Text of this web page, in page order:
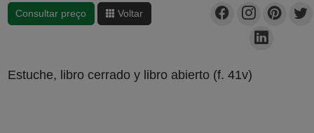
Consultar preço Voltar
Estuche, libro cerrado y libro abierto (f. 41v)